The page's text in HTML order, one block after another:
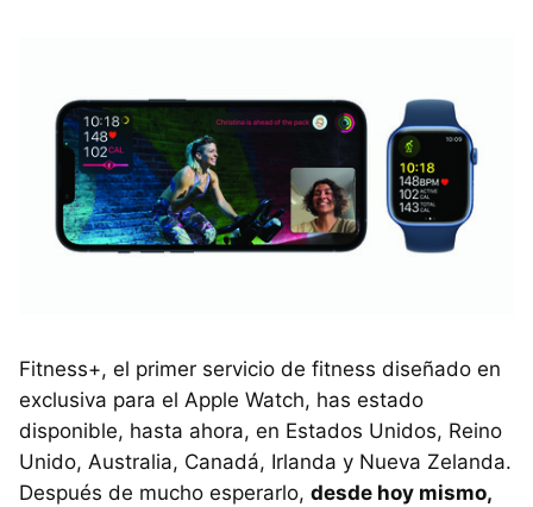
Fitness+, el primer servicio de fitness diseñado en
exclusiva para el Apple Watch, has estado
disponible, hasta ahora, en Estados Unidos, Reino
Unido, Australia, Canadá, Irlanda y Nueva Zelanda.
Después de mucho esperarlo, desde hoy mismo,